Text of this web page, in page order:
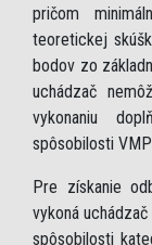
pričom
teoretickej
bodov zo
uchádzač
vykonaniu
spôsobilosti
Pre získanie
vykoná
spôsobilosti